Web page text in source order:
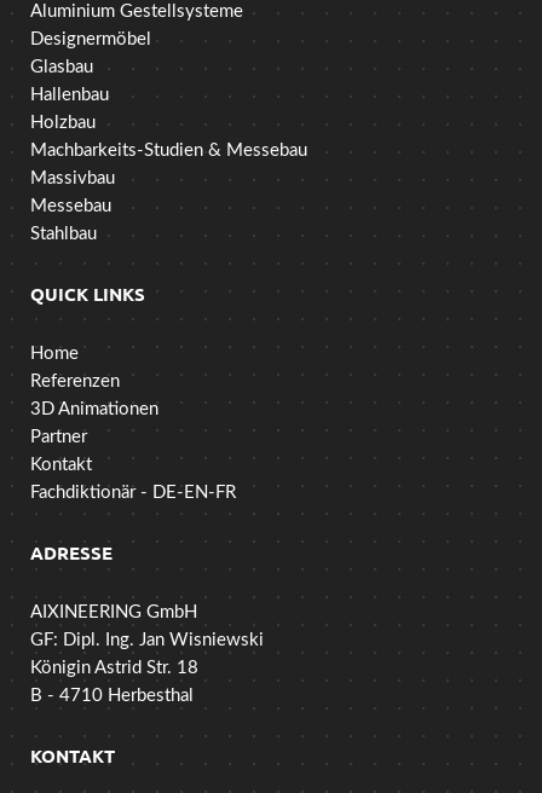
Aluminium Gestellsysteme
Designermöbel
Glasbau
Hallenbau
Holzbau
Machbarkeits-Studien & Messebau
Massivbau
Messebau
Stahlbau
QUICK LINKS
Home
Referenzen
3D Animationen
Partner
Kontakt
Fachdiktionär - DE-EN-FR
ADRESSE
AIXINEERING GmbH
GF: Dipl. Ing. Jan Wisniewski
Königin Astrid Str. 18
B - 4710 Herbesthal
KONTAKT